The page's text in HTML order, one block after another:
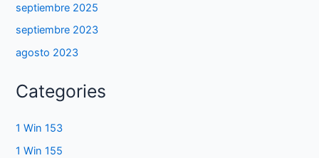
septiembre 2025
septiembre 2023
agosto 2023
Categories
1 Win 153
1 Win 155